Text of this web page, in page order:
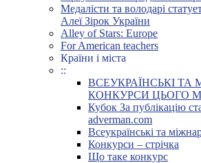
Медалісти та володарі
Алеї Зірок України
Alley of Stars: Europe
For American teachers
Країни і міста
::
ВСЕУКРАЇНСЬКІ ТА
КОНКУРСИ ЦЬОГО
Кубок За публікацію
adverman.com
Всеукраїнські та
Конкурси – стрічка
Що таке конкурс